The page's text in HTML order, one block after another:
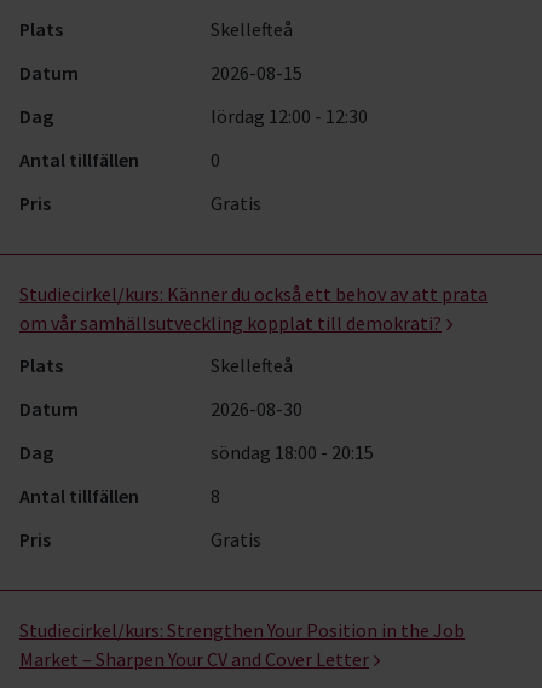
Plats
Skellefteå
Datum
2026-08-15
Dag
lördag 12:00 - 12:30
Antal tillfällen
0
Pris
Gratis
Studiecirkel/kurs: Känner du också ett behov av att prata
om vår samhällsutveckling kopplat till demokrati?
Plats
Skellefteå
Datum
2026-08-30
Dag
söndag 18:00 - 20:15
Antal tillfällen
8
Pris
Gratis
Studiecirkel/kurs: Strengthen Your Position in the Job
Market – Sharpen Your CV and Cover Letter